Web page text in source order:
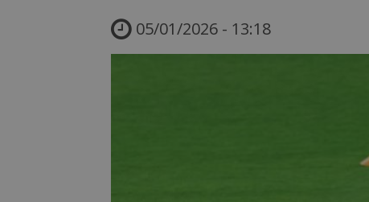
05/01/2026 - 13:18